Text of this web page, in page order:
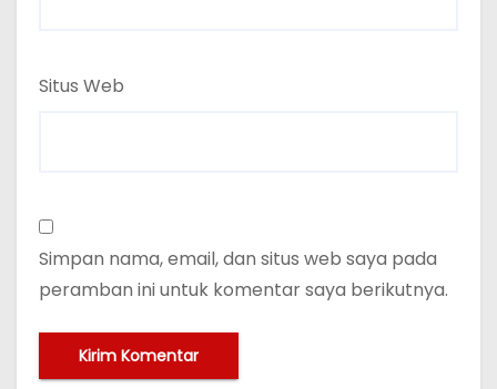
Situs Web
Simpan nama, email, dan situs web saya pada
peramban ini untuk komentar saya berikutnya.